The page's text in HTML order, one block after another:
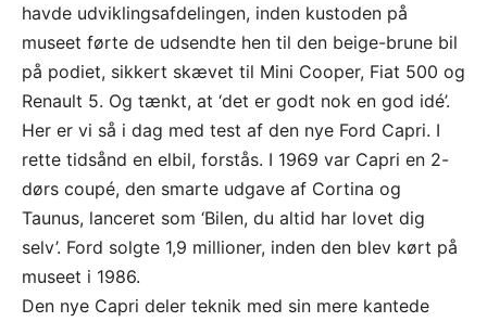
havde udviklingsafdelingen, inden kustoden på
museet førte de udsendte hen til den beige-brune bil
på podiet, sikkert skævet til Mini Cooper, Fiat 500 og
Renault 5. Og tænkt, at ‘det er godt nok en god idé’.
Her er vi så i dag med test af den nye Ford Capri. I
rette tidsånd en elbil, forstås. I 1969 var Capri en 2-
dørs coupé, den smarte udgave af Cortina og
Taunus, lanceret som ‘Bilen, du altid har lovet dig
selv’. Ford solgte 1,9 millioner, inden den blev kørt på
museet i 1986.
Den nye Capri deler teknik med sin mere kantede